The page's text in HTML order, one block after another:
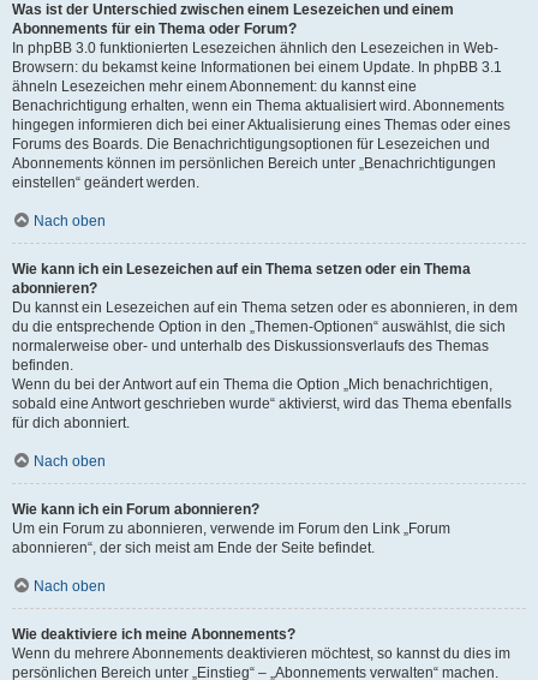
Was ist der Unterschied zwischen einem Lesezeichen und einem
Abonnements für ein Thema oder Forum?
In phpBB 3.0 funktionierten Lesezeichen ähnlich den Lesezeichen in Web-
Browsern: du bekamst keine Informationen bei einem Update. In phpBB 3.1
ähneln Lesezeichen mehr einem Abonnement: du kannst eine
Benachrichtigung erhalten, wenn ein Thema aktualisiert wird. Abonnements
hingegen informieren dich bei einer Aktualisierung eines Themas oder eines
Forums des Boards. Die Benachrichtigungsoptionen für Lesezeichen und
Abonnements können im persönlichen Bereich unter „Benachrichtigungen
einstellen“ geändert werden.
Nach oben
Wie kann ich ein Lesezeichen auf ein Thema setzen oder ein Thema
abonnieren?
Du kannst ein Lesezeichen auf ein Thema setzen oder es abonnieren, in dem
du die entsprechende Option in den „Themen-Optionen“ auswählst, die sich
normalerweise ober- und unterhalb des Diskussionsverlaufs des Themas
befinden.
Wenn du bei der Antwort auf ein Thema die Option „Mich benachrichtigen,
sobald eine Antwort geschrieben wurde“ aktivierst, wird das Thema ebenfalls
für dich abonniert.
Nach oben
Wie kann ich ein Forum abonnieren?
Um ein Forum zu abonnieren, verwende im Forum den Link „Forum
abonnieren“, der sich meist am Ende der Seite befindet.
Nach oben
Wie deaktiviere ich meine Abonnements?
Wenn du mehrere Abonnements deaktivieren möchtest, so kannst du dies im
persönlichen Bereich unter „Einstieg“ – „Abonnements verwalten“ machen.